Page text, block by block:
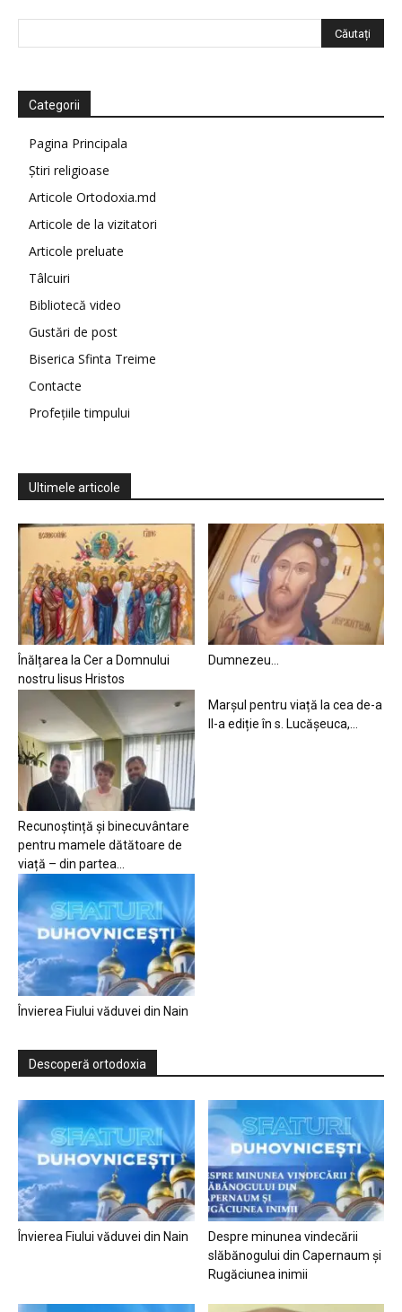
Categorii
Pagina Principala
Știri religioase
Articole Ortodoxia.md
Articole de la vizitatori
Articole preluate
Tâlcuiri
Bibliotecă video
Gustări de post
Biserica Sfinta Treime
Contacte
Profețiile timpului
Ultimele articole
Înălțarea la Cer a Domnului
nostru Iisus Hristos
Dumnezeu…
Recunoștință și binecuvântare
pentru mamele dătătoare de
viață – din partea...
Marșul pentru viață la cea de-a
II-a ediție în s. Lucășeuca,...
Învierea Fiului văduvei din Nain
Descoperă ortodoxia
Învierea Fiului văduvei din Nain
Despre minunea vindecării
slăbănogului din Capernaum și
Rugăciunea inimii